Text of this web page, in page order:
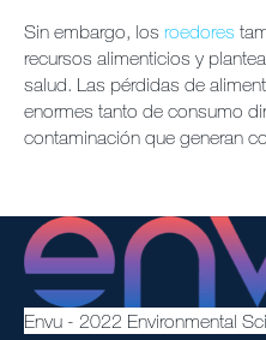
Sin embargo, los roedores
recursos alimenticios y
salud. Las pérdidas de
enormes tanto de consumo
contaminación que generan
Envu - 2022 Environmental